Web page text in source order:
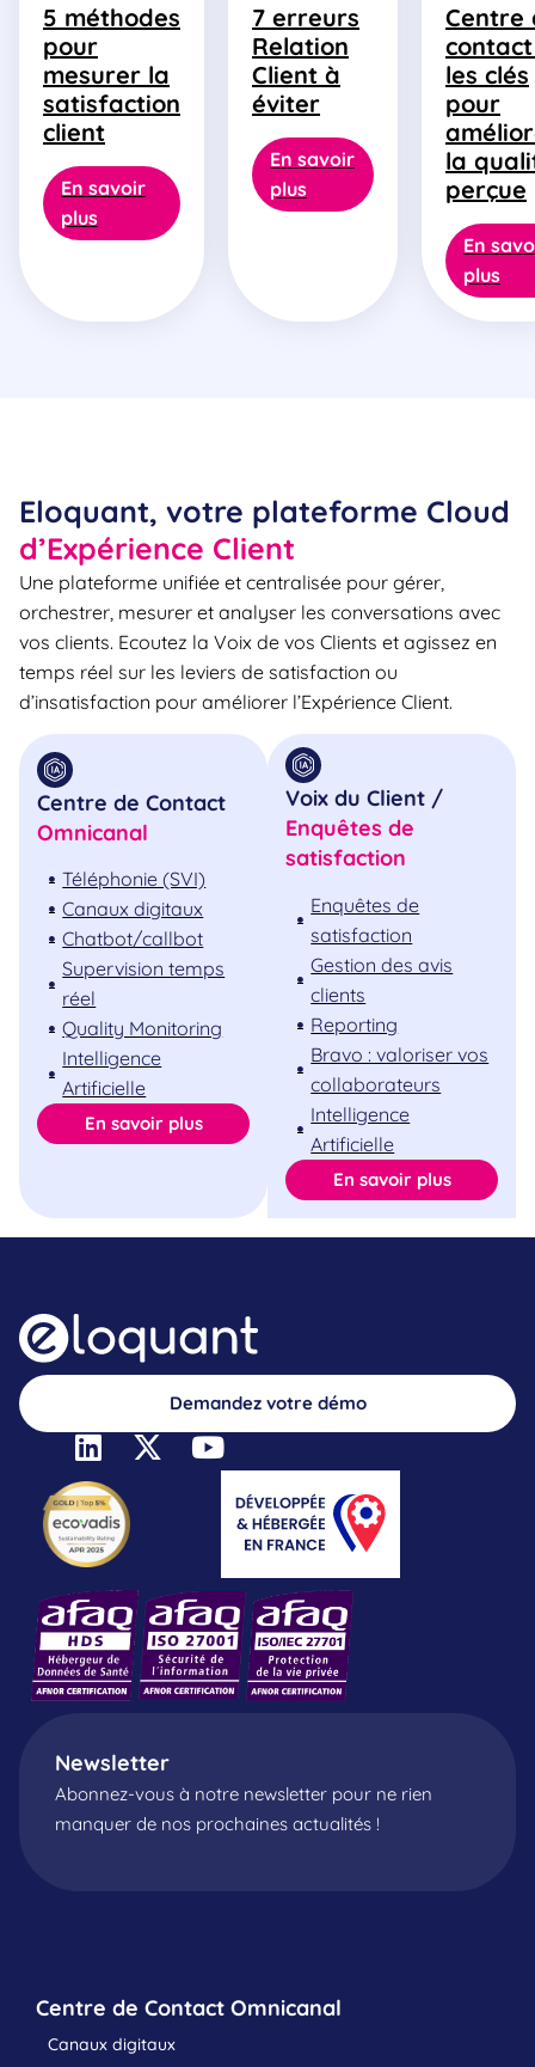
5 méthodes
pour
mesurer la
satisfaction
client
En savoir
plus
7 erreurs
Relation
Client à
éviter
En savoir
plus
Centre
les clés
pour
la
perçue
En
plus
Eloquant, votre plateforme Cloud
d’Expérience Client
Une plateforme unifiée et centralisée pour gérer,
orchestrer, mesurer et analyser les conversations avec
vos clients. Ecoutez la Voix de vos Clients et agissez en
temps réel sur les leviers de satisfaction ou
d’insatisfaction pour améliorer l’Expérience Client.
Centre de Contact
Omnicanal
Téléphonie (SVI)
Canaux digitaux
Chatbot/callbot
Supervision temps
réel
Quality Monitoring
Intelligence
Artificielle
En savoir plus
Voix du Client /
Enquêtes de
satisfaction
Enquêtes de
satisfaction
Gestion des avis
clients
Reporting
Bravo : valoriser vos
collaborateurs
Intelligence
Artificielle
En savoir plus
Demandez votre démo
Newsletter
Abonnez-vous à notre newsletter pour ne rien
manquer de nos prochaines actualités !
Centre de Contact Omnicanal
Canaux digitaux